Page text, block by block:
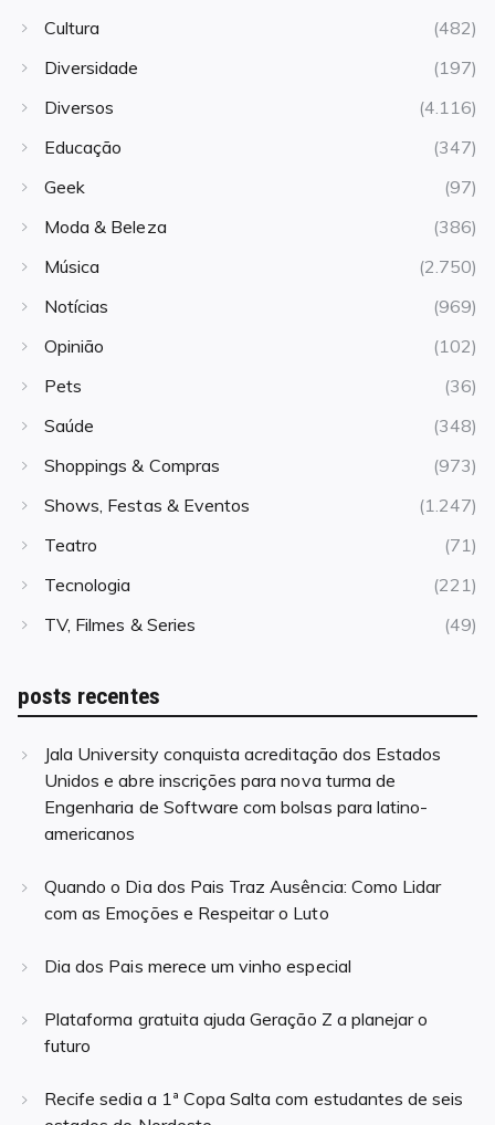
Cultura
(482)
Diversidade
(197)
Diversos
(4.116)
Educação
(347)
Geek
(97)
Moda & Beleza
(386)
Música
(2.750)
Notícias
(969)
Opinião
(102)
Pets
(36)
Saúde
(348)
Shoppings & Compras
(973)
Shows, Festas & Eventos
(1.247)
Teatro
(71)
Tecnologia
(221)
TV, Filmes & Series
(49)
posts recentes
Jala University conquista acreditação dos Estados
Unidos e abre inscrições para nova turma de
Engenharia de Software com bolsas para latino-
americanos
Quando o Dia dos Pais Traz Ausência: Como Lidar
com as Emoções e Respeitar o Luto
Dia dos Pais merece um vinho especial
Plataforma gratuita ajuda Geração Z a planejar o
futuro
Recife sedia a 1ª Copa Salta com estudantes de seis